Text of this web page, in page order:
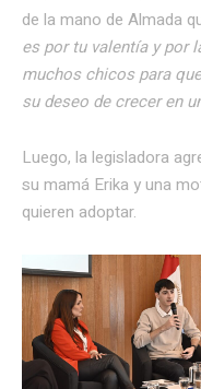
de la mano de Almada
es por tu valentía y por
muchos chicos para
su deseo de crecer en
Luego, la legisladora
su mamá Erika y una
quieren adoptar.